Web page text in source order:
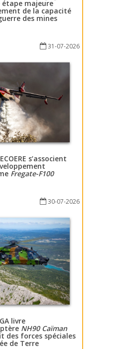
étape majeure
de la capacité
des mines
31-07-2026
s’associent
Fregate-F100
30-07-2026
livre
NH90 Caïman
des forces spéciales
de Terre